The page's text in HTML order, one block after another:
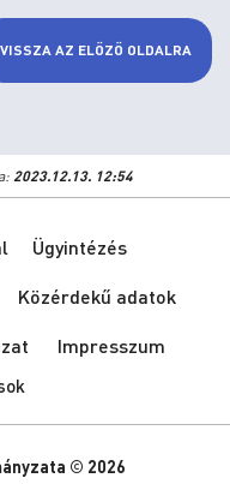
VISSZA AZ ELŐZŐ OLDALRA
2023.12.13. 12:54
Ügyintézés
Közérdekű adatok
Impresszum
© 2026